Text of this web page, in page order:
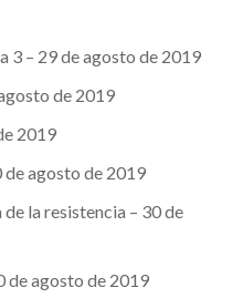
3 – 29 de agosto de 2019
de 2019
2019
de agosto de 2019
la resistencia – 30 de
de agosto de 2019